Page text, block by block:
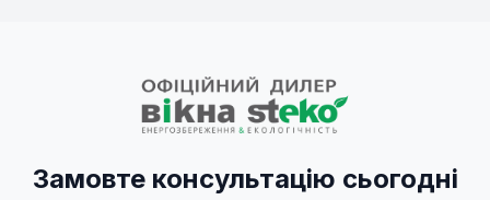
Замовте консультацію сьогодні